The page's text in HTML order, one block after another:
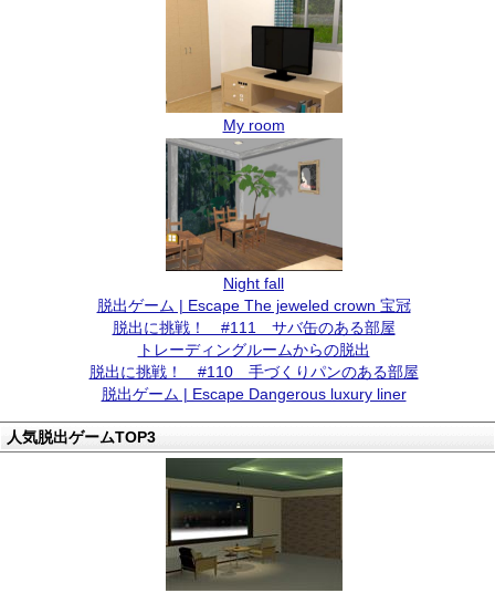
My room
Night fall
脱出ゲーム | Escape The jeweled crown 宝冠
脱出に挑戦！ #111 サバ缶のある部屋
トレーディングルームからの脱出
脱出に挑戦！ #110 手づくりパンのある部屋
脱出ゲーム | Escape Dangerous luxury liner
人気脱出ゲームTOP3